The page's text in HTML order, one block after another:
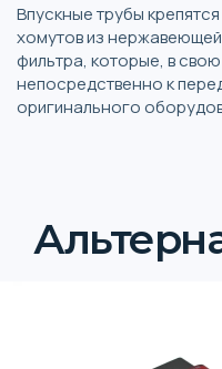
Впускные трубы
хомутов из
фильтра, которые, в
непосредственно к
оригинального